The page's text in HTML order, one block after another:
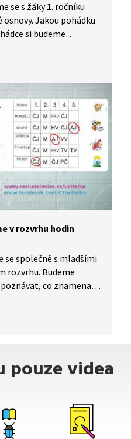
se s žáky 1. ročníku
Jakou pohádku
si budeme
vyprávěli. Zkusme
Přiřaďme
Dokázali byste
pomocí tří obrázků?
v rozvrhu hodin
se společně s mladšími
rozvrhu. Budeme
co znamenají
pouze videa